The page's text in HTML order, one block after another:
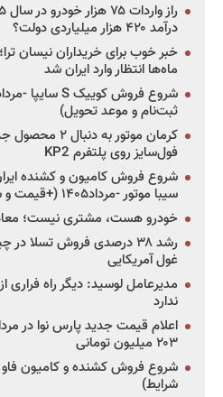
درآمد ۴۲۰ هزار میلیاردی دولت؟
خبر خوب برای خریداران نیسان
ماه‌ها انتظار وارد ایران شد
ثبت‌نام و موعد تحویل)
فول‌سایز روی پلتفرم KP2
شروع فروش کامیون و کشنده
سیبا موتور -مرداد۱۴۰۵ (+قیمت و شرایط)
خودرو هست، مشتری نیست؛
رشد ۳۸ درصدی فروش تسلا
غول آمریکایی
مدیرعامل لوسید: دیگر راه فراری
ندارد
۲۰۳ میلیون تومانی
شرایط)